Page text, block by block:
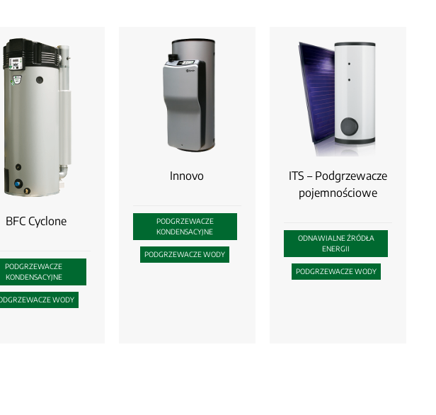
BFC Cyclone
PODGRZEWACZE
KONDENSACYJNE
WODY
Innovo
PODGRZEWACZE
KONDENSACYJNE
PODGRZEWACZE WODY
ITS – Podgrzewacze
pojemnościowe
ODNAWIALNE ŹRÓDŁA
ENERGII
PODGRZEWACZE WODY